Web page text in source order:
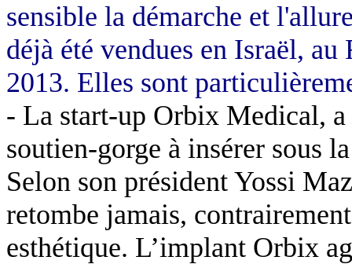
sensible la démarche et
déjà été vendues en Israël,
2013. Elles sont
- La start-up Orbix Medical,
soutien-gorge à insérer sous
Selon son président Yossi
retombe jamais,
esthétique. L’implant Orbix